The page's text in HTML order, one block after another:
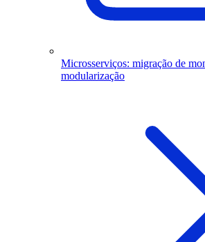
Microsserviços: migração de
modularização